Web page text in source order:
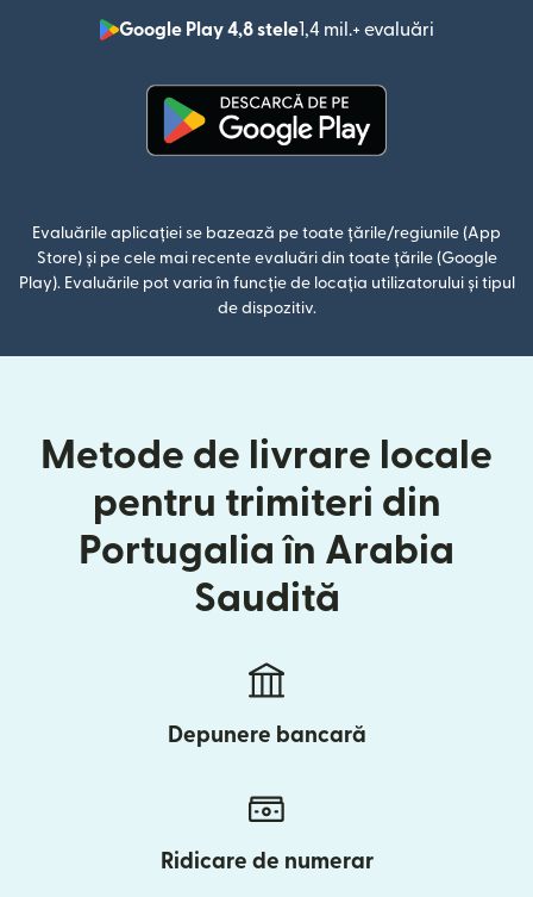
Google Play 4,8 stele1,4 mil.+ evaluări
(se
Evaluările aplicației se bazează pe toate țările/regiunile (App
Store) și pe cele mai recente evaluări din toate țările (Google
Play). Evaluările pot varia în funcție de locația utilizatorului și tipul
de dispozitiv.
Metode de livrare locale
pentru trimiteri din
Portugalia în Arabia
Saudită
Depunere bancară
Ridicare de numerar